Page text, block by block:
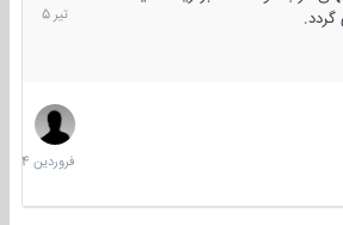
1405
29
فروردین
1404